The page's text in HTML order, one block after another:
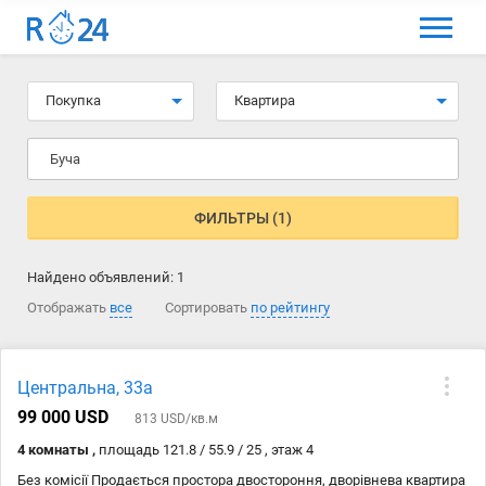
МЕНЮ
Выбрать язык
Избранные объявления
Комментарии к объявления
Как добавить объявление
Покупка Квартира
Буча
ФИЛЬТРЫ (1)
Найдено объявлений: 1
Отображать все Сортировать по рейтингу
Центральна, 33а
99 000 USD
813 USD/кв.м
4 комнаты , площадь 121.8 / 55.9 / 25 , этаж 4
Без комісії Продається простора двостороння, дворівнева квартира